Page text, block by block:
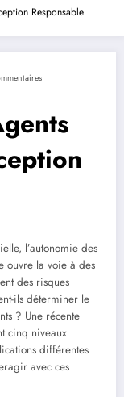
Responsable
l’autonomie des
ouvre la voie à des
des risques
ils déterminer le
? Une récente
cinq niveaux
différentes
avec ces